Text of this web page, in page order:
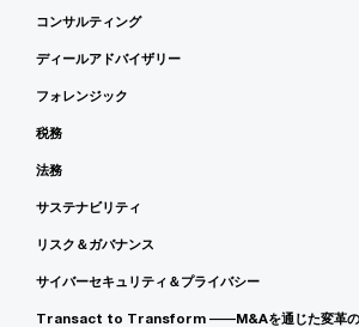
コンサルティング
ディールアドバイザリー
フォレンジック
税務
法務
サステナビリティ
リスク＆ガバナンス
サイバーセキュリティ＆プライバシー
Transact to Transform ――M&Aを通じた変革の